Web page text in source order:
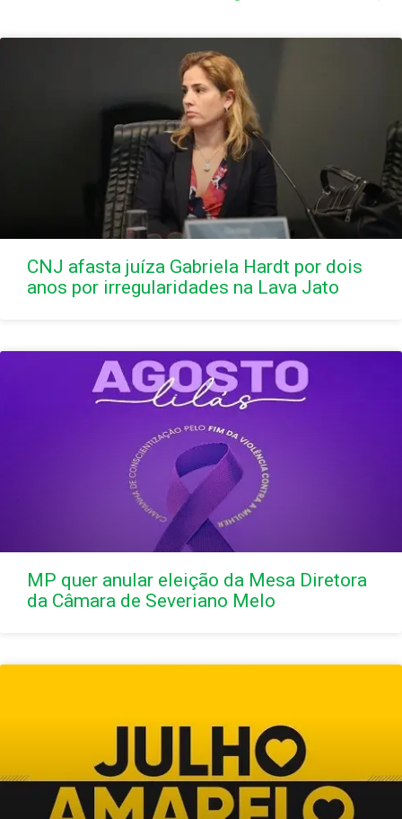
CNJ afasta juíza Gabriela Hardt por dois
anos por irregularidades na Lava Jato
MP quer anular eleição da Mesa Diretora
da Câmara de Severiano Melo